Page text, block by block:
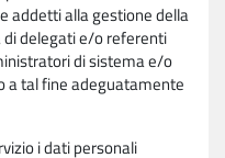
addetti alla gestione della
delegati e/o referenti
di sistema e/o
a tal fine adeguatamente
i dati personali